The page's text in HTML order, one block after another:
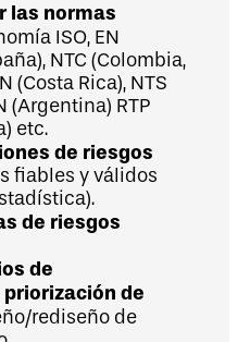
las normas
ISO, EN
NTC (Colombia,
(Costa Rica), NTS
(Argentina) RTP
etc.
de riesgos
fiables y válidos
de riesgos
de
de
rediseño de